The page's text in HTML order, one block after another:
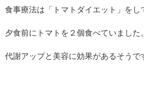
食事療法は「トマトダイエット」をし
夕食前にトマトを２個食べていました。
代謝アップと美容に効果があるそうで